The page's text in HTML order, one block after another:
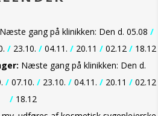
Næste gang på klinikken: Den d. 05.08 /
/ 23.10. / 04.11. / 20.11 / 02.12 / 18.12
Næste gang på klinikken: Den d.
/ 07.10. / 23.10. / 04.11. / 20.11 / 02.12
/18.12